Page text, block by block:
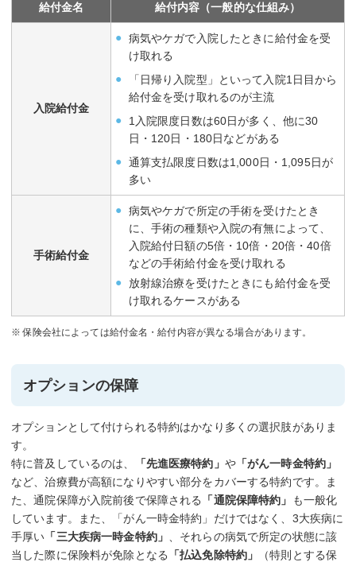
給付金名 給付内容（一般的な仕組み）
入院給付金
病気やケガで入院したときに給付金を受
け取れる
「日帰り入院型」といって入院1日目から
給付金を受け取れるのが主流
1入院限度日数は60日が多く、他に30
日・120日・180日などがある
通算支払限度日数は1,000日・1,095日が
多い
手術給付金
病気やケガで所定の手術を受けたとき
に、手術の種類や入院の有無によって、
入院給付日額の5倍・10倍・20倍・40倍
などの手術給付金を受け取れる
放射線治療を受けたときにも給付金を受
け取れるケースがある
保険会社によっては給付金名・給付内容が異なる場合があります。
オプションの保障
オプションとして付けられる特約はかなり多くの選択肢がありま
す。
特に普及しているのは、
「先進医療特約」 や「がん一時金特約」
など、治療費が高額になりやすい部分をカバーする特約です。ま
た、通院保障が入院前後で保障される
「通院保障特約」
も一般化
しています。また、「がん一時金特約」だけではなく、3大疾病に
手厚い 「三大疾病一時金特約」
、それらの病気で所定の状態に該
当した際に保険料が免除となる
「払込免除特約」
（特則とする保